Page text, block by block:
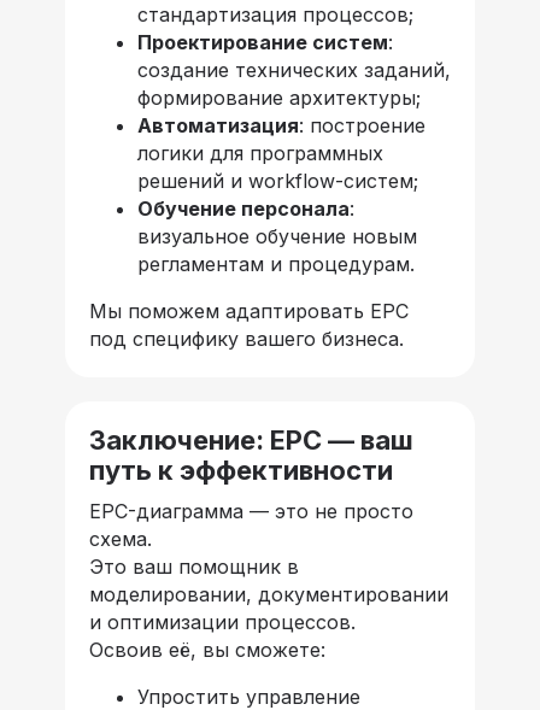
стандартизация процессов;
Проектирование систем:
создание технических заданий,
формирование архитектуры;
Автоматизация: построение
логики для программных
решений и workflow-систем;
Обучение персонала:
визуальное обучение новым
регламентам и процедурам.
Мы поможем адаптировать EPC
под специфику вашего бизнеса.
Заключение: EPC — ваш
путь к эффективности
EPC-диаграмма — это не просто
схема.
Это ваш помощник в
моделировании, документировании
и оптимизации процессов.
Освоив её, вы сможете:
Упростить управление